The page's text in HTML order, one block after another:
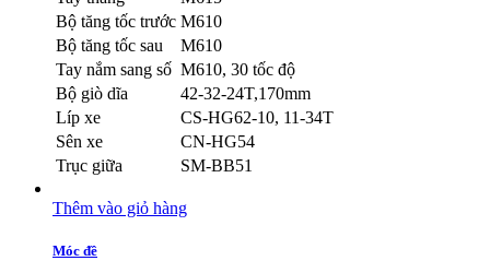
Bộ tăng tốc trước M610
Bộ tăng tốc sau
M610
Tay nắm sang số M610, 30 tốc độ
Bộ giò dĩa
42-32-24T,170mm
Líp xe
CS-HG62-10, 11-34T
Sên xe
CN-HG54
Trục giữa
SM-BB51
Thêm vào giỏ hàng
Móc đề